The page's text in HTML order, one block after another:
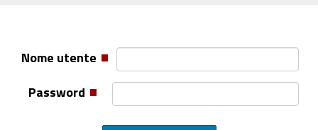
Nome utente
Password